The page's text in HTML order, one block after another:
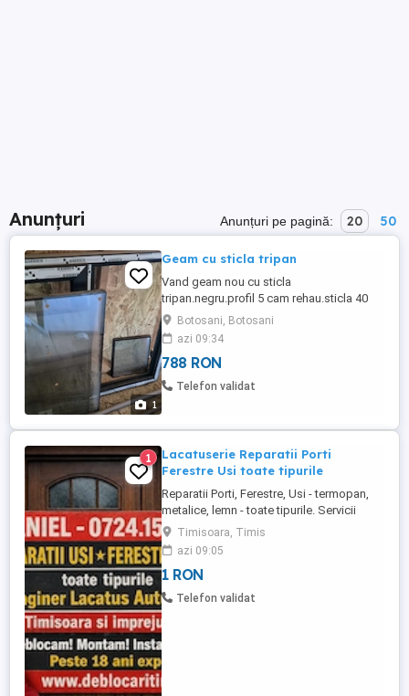
Anunțuri Anunțuri pe pagină: 20 50
1
Geam cu sticla tripan
Vand geam nou cu sticla
tripan.negru.profil 5 cam rehau.sticla 40
mm L 1320.h1070+solbank
Botosani, Botosani
azi 09:34
788 RON
Telefon validat
1
Lacatuserie Reparatii Porti
Ferestre Usi toate tipurile
Reparatii Porti, Ferestre, Usi - termopan,
metalice, lemn - toate tipurile. Servicii
profesionale de lacatuserie de la cele mai
simple la cele mai complexe lucrari.
Servicii autorizate! Peste 18 ani experienta!
Montari yale, broaste, manere, butuci,
balamale, cremaliere, cremoane,
Timisoara, Timis
azi 09:05
1 RON
Telefon validat